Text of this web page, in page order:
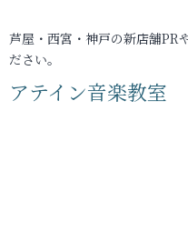
芦屋・西宮・神戸の新店舗PR
ださい。
アテイン音楽教室